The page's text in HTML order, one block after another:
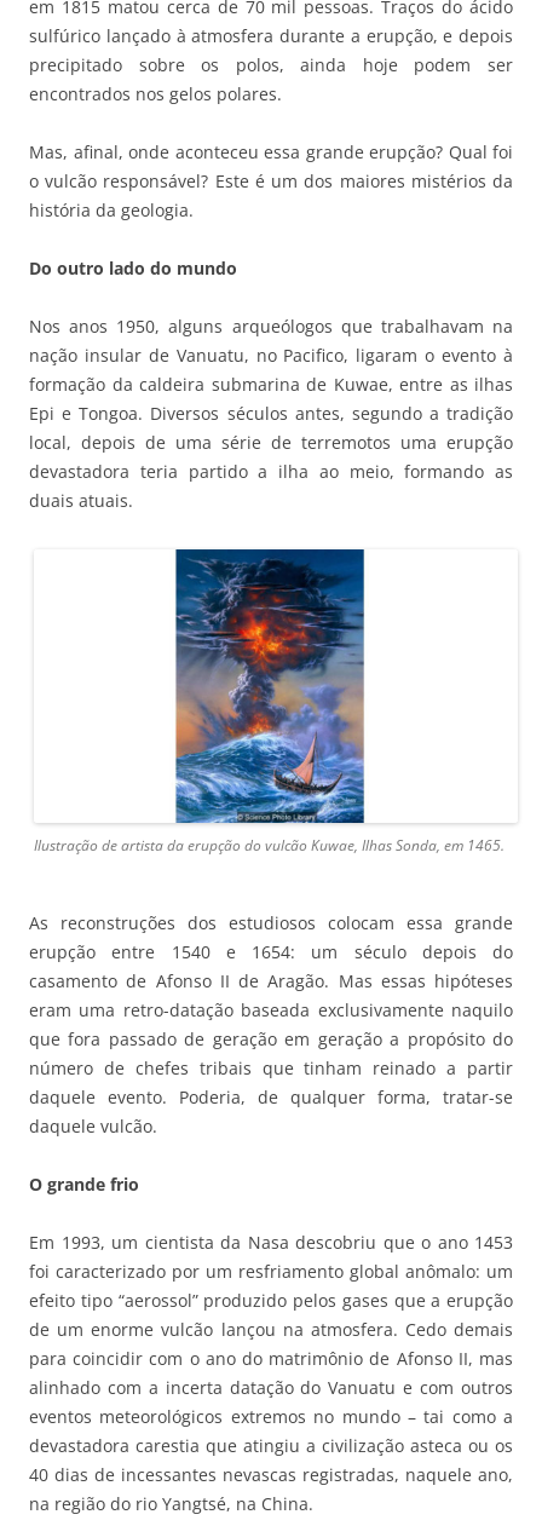
em 1815 matou cerca de 70 mil pessoas. Traços do ácido
sulfúrico lançado à atmosfera durante a erupção, e depois
precipitado sobre os polos, ainda hoje podem ser
encontrados nos gelos polares.
Mas, afinal, onde aconteceu essa grande erupção? Qual foi
o vulcão responsável? Este é um dos maiores mistérios da
história da geologia.
Do outro lado do mundo
Nos anos 1950, alguns arqueólogos que trabalhavam na
nação insular de Vanuatu, no Pacifico, ligaram o evento à
formação da caldeira submarina de Kuwae, entre as ilhas
Epi e Tongoa. Diversos séculos antes, segundo a tradição
local, depois de uma série de terremotos uma erupção
devastadora teria partido a ilha ao meio, formando as
duais atuais.
Ilustração de artista da erupção do vulcão Kuwae, Ilhas Sonda, em 1465.
As reconstruções dos estudiosos colocam essa grande
erupção entre 1540 e 1654: um século depois do
casamento de Afonso II de Aragão. Mas essas hipóteses
eram uma retro-datação baseada exclusivamente naquilo
que fora passado de geração em geração a propósito do
número de chefes tribais que tinham reinado a partir
daquele evento. Poderia, de qualquer forma, tratar-se
daquele vulcão.
O grande frio
Em 1993, um cientista da Nasa descobriu que o ano 1453
foi caracterizado por um resfriamento global anômalo: um
efeito tipo “aerossol” produzido pelos gases que a erupção
de um enorme vulcão lançou na atmosfera. Cedo demais
para coincidir com o ano do matrimônio de Afonso II, mas
alinhado com a incerta datação do Vanuatu e com outros
eventos meteorológicos extremos no mundo – tai como a
devastadora carestia que atingiu a civilização asteca ou os
40 dias de incessantes nevascas registradas, naquele ano,
na região do rio Yangtsé, na China.